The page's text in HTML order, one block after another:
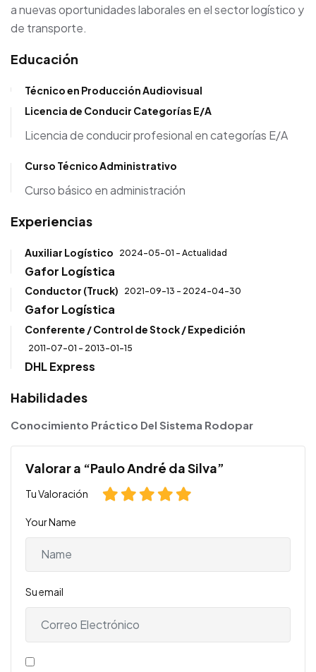
a nuevas oportunidades laborales en el sector logístico y
de transporte.
Educación
Técnico en Producción Audiovisual
Licencia de Conducir Categorías E/A
Licencia de conducir profesional en categorías E/A
Curso Técnico Administrativo
Curso básico en administración
Experiencias
Auxiliar Logístico 2024-05-01 - Actualidad
Gafor Logística
Conductor (Truck) 2021-09-13 - 2024-04-30
Gafor Logística
Conferente / Control de Stock / Expedición
2011-07-01 - 2013-01-15
DHL Express
Habilidades
Conocimiento Práctico Del Sistema Rodopar
Valorar a “Paulo André da Silva”
Tu Valoración
Your Name
Su email